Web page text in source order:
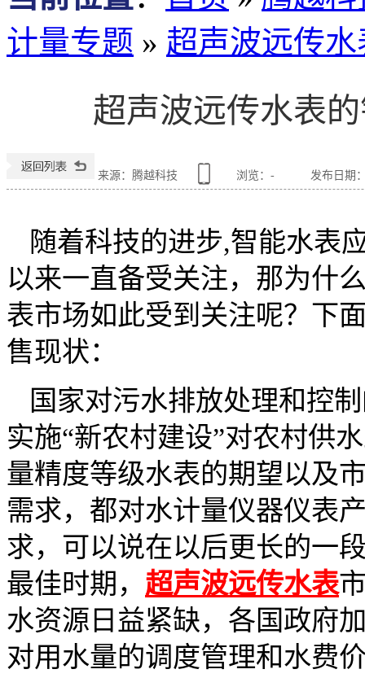
计量专题 » 超声波远传
超声波远传水表
来源：腾越科技 浏览： - 发布日期
随着科技的进步,智能水表
以来一直备受关注，那为什
表市场如此受到关注呢？下
售现状：
国家对污水排放处理和控
实施“新农村建设”对农村供
量精度等级水表的期望以及
需求，都对水计量仪器仪表
求，可以说在以后更长的一
最佳时期， 超声波远传水表
水资源日益紧缺，各国政府
对用水量的调度管理和水费